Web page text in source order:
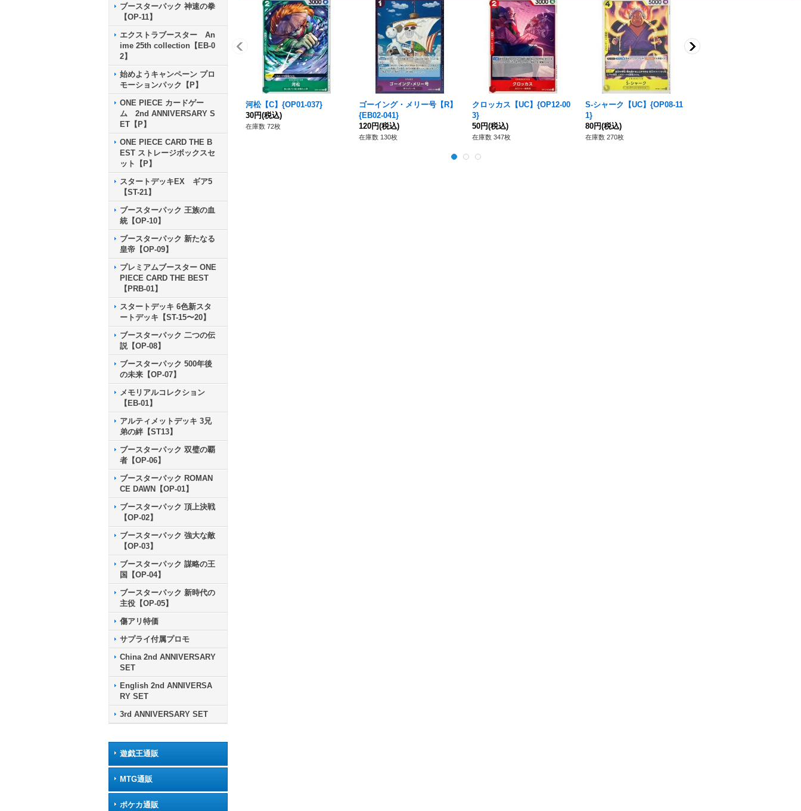
ブースターパック 神速の拳
【OP-11】
エクストラブースター An
ime 25th collection【EB-0
2】
始めようキャンペーン プロ
モーションパック【P】
ONE PIECE カードゲー
ム 2nd ANNIVERSARY S
ET【P】
ONE PIECE CARD THE B
EST ストレージボックスセ
ット【P】
スタートデッキEX ギア5
【ST-21】
ブースターパック 王族の血
統【OP-10】
ブースターパック 新たなる
皇帝【OP-09】
プレミアムブースター ONE
PIECE CARD THE BEST
【PRB-01】
スタートデッキ 6色新スタ
ートデッキ【ST-15〜20】
ブースターパック 二つの伝
説【OP-08】
ブースターパック 500年後
の未来【OP-07】
メモリアルコレクション
【EB-01】
アルティメットデッキ 3兄
弟の絆【ST13】
ブースターパック 双璧の覇
者【OP-06】
ブースターパック ROMAN
CE DAWN【OP-01】
ブースターパック 頂上決戦
【OP-02】
ブースターパック 強大な敵
【OP-03】
ブースターパック 謀略の王
国【OP-04】
ブースターパック 新時代の
主役【OP-05】
傷アリ特価
サプライ付属プロモ
China 2nd ANNIVERSARY
SET
English 2nd ANNIVERSA
RY SET
3rd ANNIVERSARY SET
遊戯王通販
MTG通販
ポケカ通販
河松【C】{OP01-037}
30円(税込)
在庫数 72枚
ゴーイング・メリー号【R】
{EB02-041}
120円(税込)
在庫数 130枚
クロッカス【UC】{OP12-00
3}
50円(税込)
在庫数 347枚
S-シャーク【UC】{OP08-11
1}
80円(税込)
在庫数 270枚